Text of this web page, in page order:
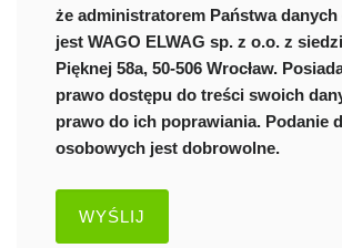
że administratorem Państwa
jest WAGO ELWAG sp. z o.o. z
Pięknej 58a, 50-506 Wrocław.
prawo dostępu do treści swoich
prawo do ich poprawiania. Podanie
osobowych jest dobrowolne.